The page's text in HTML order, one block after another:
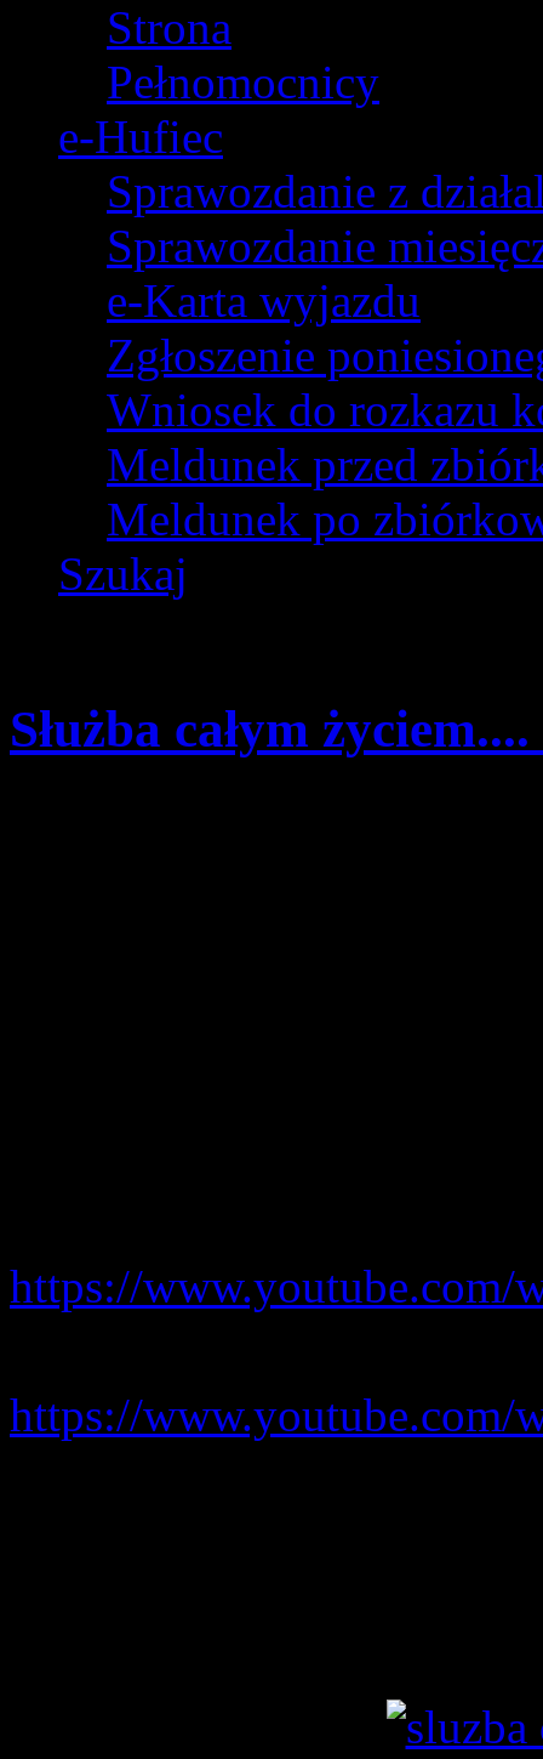
Strona
Pełnomocnicy
e-Hufiec
Sprawozdanie z
Sprawozdanie
e-Karta wyjazdu
Zgłoszenie
Wniosek do rozkazu
Meldunek przed
Meldunek po
Szukaj
Służba całym
https://www.youtube.com/
https://www.youtube.com/